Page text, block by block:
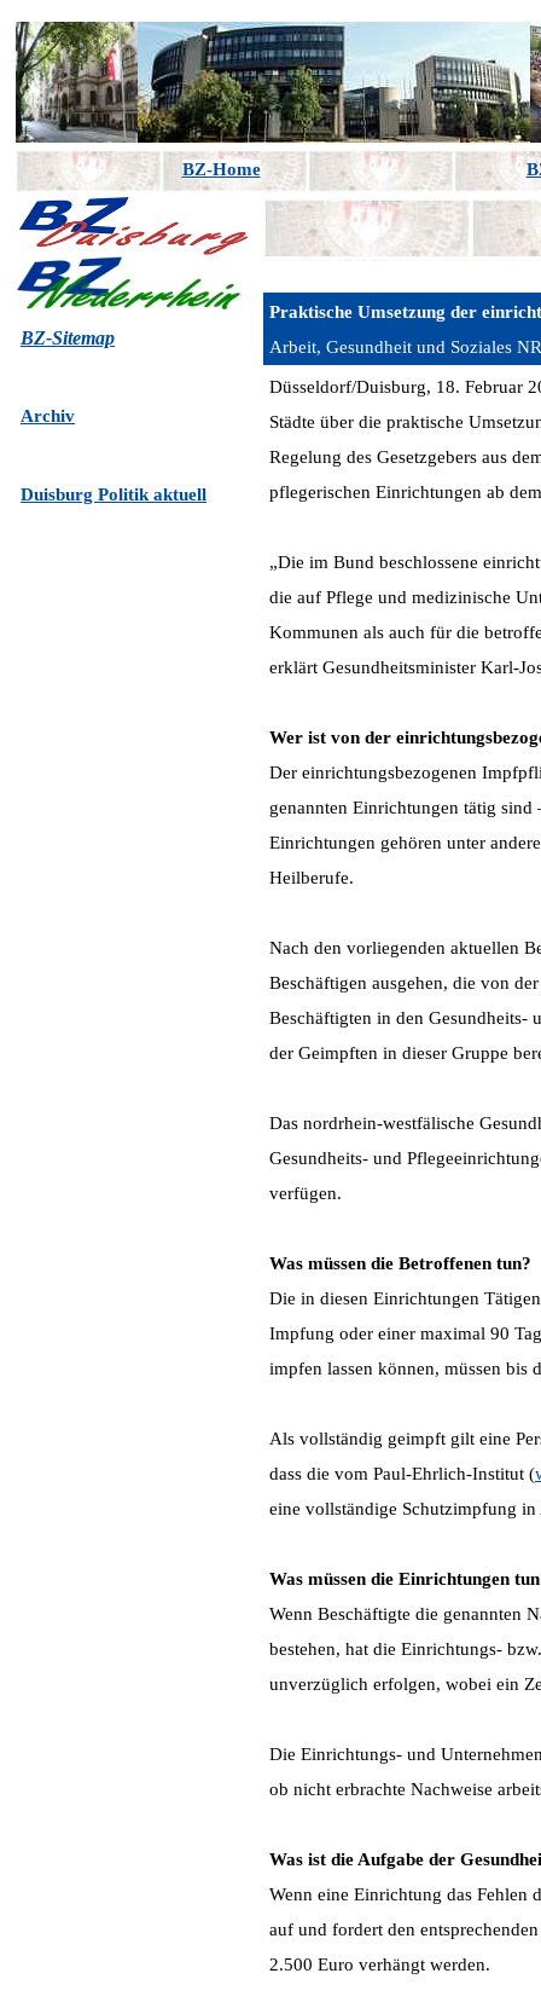
BZ-Home
BZ-Sitemap
Archiv
Duisburg Politik aktuell
Praktische Umsetzung der
Arbeit, Gesundheit und Soziales
Düsseldorf/Duisburg, 18. Februar
Städte über die praktische
Regelung des Gesetzgebers aus
pflegerischen Einrichtungen ab
„Die im Bund beschlossene
die auf Pflege und medizinische
Kommunen als auch für die
erklärt Gesundheitsminister Karl-
Wer ist von der
Der einrichtungsbezogenen
genannten Einrichtungen tätig
Einrichtungen gehören unter
Heilberufe.
Nach den vorliegenden aktuellen
Beschäftigen ausgehen, die von
Beschäftigten in den Gesundheits-
der Geimpften in dieser Gruppe
Das nordrhein-westfälische
Gesundheits- und
verfügen.
Was müssen die Betroffenen tun?
Die in diesen Einrichtungen
Impfung oder einer maximal 90
impfen lassen können, müssen
Als vollständig geimpft gilt eine
dass die vom Paul-Ehrlich-Institut (
eine vollständige Schutzimpfung
Was müssen die Einrichtungen
Wenn Beschäftigte die genannten
bestehen, hat die Einrichtungs-
unverzüglich erfolgen, wobei ein
Die Einrichtungs- und
ob nicht erbrachte Nachweise
Was ist die Aufgabe der
Wenn eine Einrichtung das Fehlen
auf und fordert den
2.500 Euro verhängt werden.